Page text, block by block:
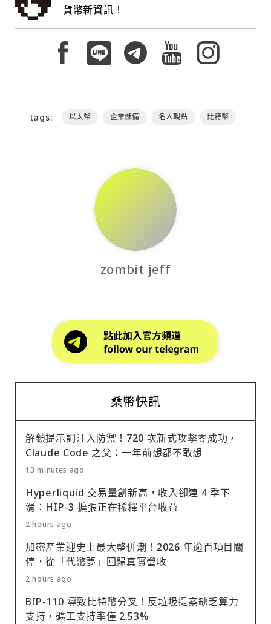
貨幣新資訊！
tags: 以太幣 企業儲備 名人觀點 比特幣
zombit jeff
桑幣快訊
解鎖提示詞注入防禦！720 次新式攻擊零成功，
Claude Code 之父：一年前想都不敢想
13 minutes ago
Hyperliquid 交易量創新高，收入卻連 4 季下
滑：HIP-3 擴張正在稀釋平台收益
2 hours ago
加密產業迎史上最大整併潮！2026 年逾百項目關
停，從「代幣夢」回歸真實營收
2 hours ago
BIP-110 導致比特幣分叉！反垃圾提案缺乏算力
支持，礦工支持率僅 2.53%